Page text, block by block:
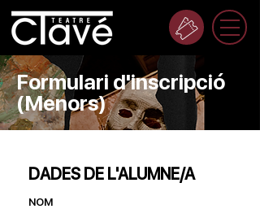
Formulari d'inscripció
(Menors)
DADES DE L'ALUMNE/A
NOM